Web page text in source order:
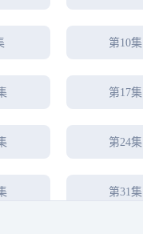
第10集
第17集
第24集
第31集